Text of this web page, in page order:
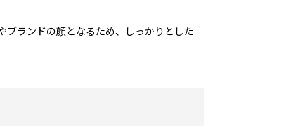
ブランドの顔となるため、しっかりとした